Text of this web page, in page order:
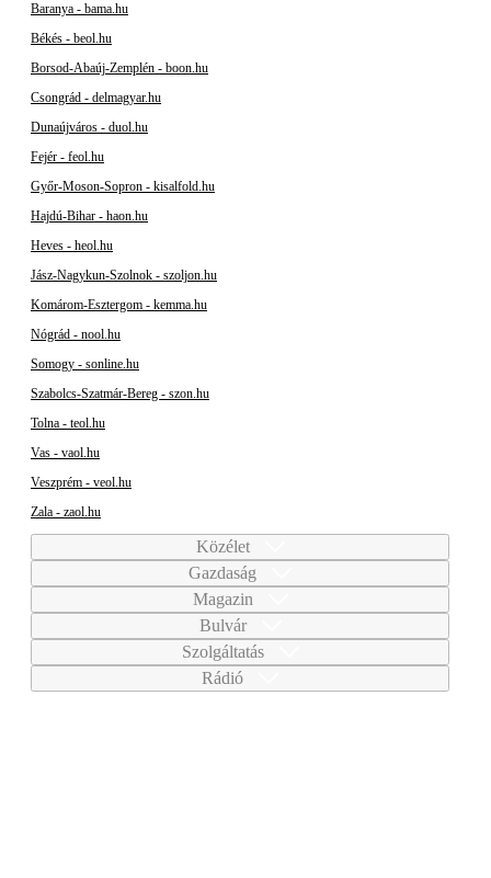
Baranya - bama.hu
Békés - beol.hu
Borsod-Abaúj-Zemplén - boon.hu
Csongrád - delmagyar.hu
Dunaújváros - duol.hu
Fejér - feol.hu
Győr-Moson-Sopron - kisalfold.hu
Hajdú-Bihar - haon.hu
Heves - heol.hu
Jász-Nagykun-Szolnok - szoljon.hu
Komárom-Esztergom - kemma.hu
Nógrád - nool.hu
Somogy - sonline.hu
Szabolcs-Szatmár-Bereg - szon.hu
Tolna - teol.hu
Vas - vaol.hu
Veszprém - veol.hu
Zala - zaol.hu
Közélet
Gazdaság
Magazin
Bulvár
Szolgáltatás
Rádió